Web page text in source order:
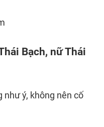
Bạch, nữ Thái
như ý, không nên cố